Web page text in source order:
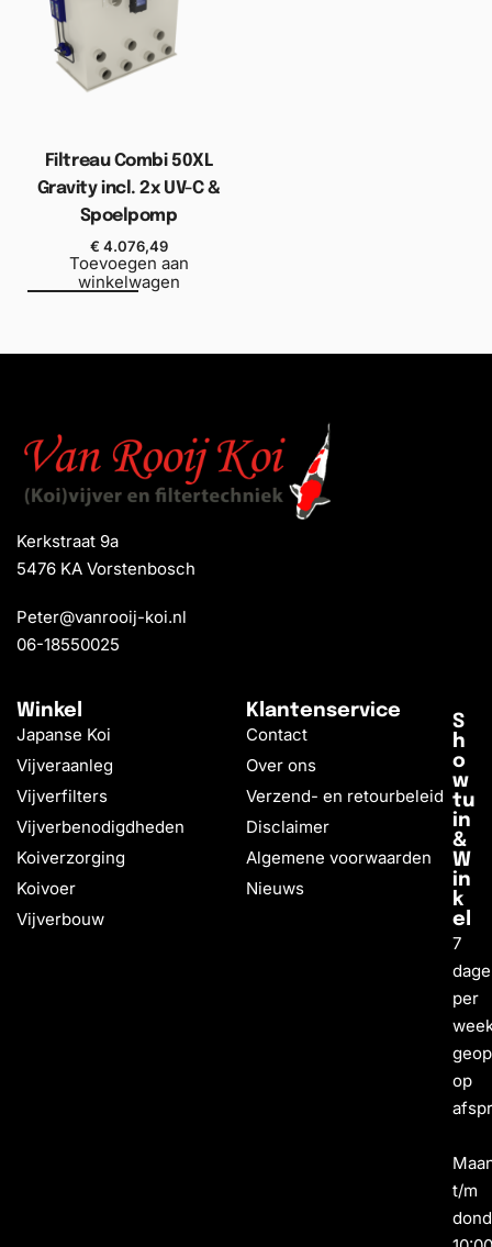
Filtreau Combi 50XL
Gravity incl. 2x UV-C &
Spoelpomp
€ 4.076,49
Toevoegen aan
winkelwagen
Kerkstraat 9a
5476 KA Vorstenbosch
Peter@vanrooij-koi.nl
06-18550025
Winkel
Japanse Koi
Vijveraanleg
Vijverfilters
Vijverbenodigdheden
Koiverzorging
Koivoer
Vijverbouw
Klantenservice
Contact
Over ons
Verzend- en retourbeleid
Disclaimer
Algemene voorwaarden
Nieuws
S
h
o
w
tu
in
&
W
in
k
el
7
per
op
t/m